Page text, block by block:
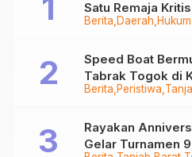
Berita Daerah
Satu Remaja
Ditangkap
Berita Peristiwa
Speed Boat
Tabrak Togok di
Sempat Hilang
Rayakan
Gelar Turnamen